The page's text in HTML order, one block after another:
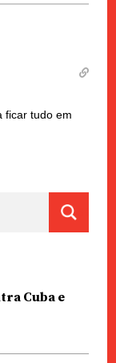
ficar tudo em
Cuba e